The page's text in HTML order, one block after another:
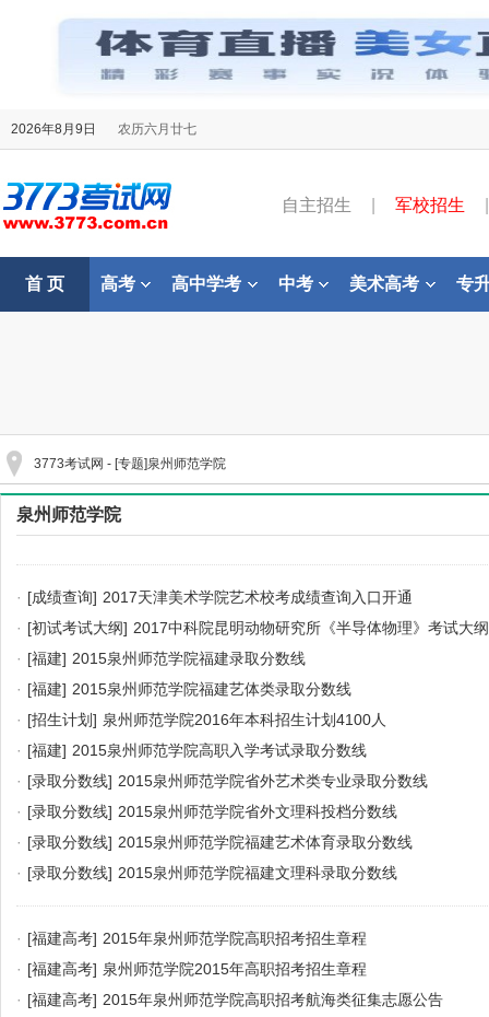
2026年8月9日 农历六月廿七
自主招生 军校招生
首 页 高考 高中学考 中考 美术高考 专
3773考试网 - [专题]泉州师范学院
泉州师范学院
· [成绩查询] 2017天津美术学院艺术校考成绩查询入口开通
· [初试考试大纲] 2017中科院昆明动物研究所《半导体物理》考试大纲
· [福建] 2015泉州师范学院福建录取分数线
· [福建] 2015泉州师范学院福建艺体类录取分数线
· [招生计划] 泉州师范学院2016年本科招生计划4100人
· [福建] 2015泉州师范学院高职入学考试录取分数线
· [录取分数线] 2015泉州师范学院省外艺术类专业录取分数线
· [录取分数线] 2015泉州师范学院省外文理科投档分数线
· [录取分数线] 2015泉州师范学院福建艺术体育录取分数线
· [录取分数线] 2015泉州师范学院福建文理科录取分数线
· [福建高考] 2015年泉州师范学院高职招考招生章程
· [福建高考] 泉州师范学院2015年高职招考招生章程
· [福建高考] 2015年泉州师范学院高职招考航海类征集志愿公告